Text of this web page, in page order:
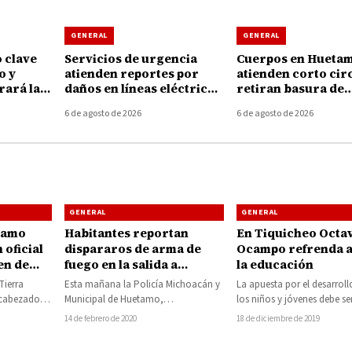
clave
y
la
GENERAL
Servicios de urgencia
atienden reportes por
daños en líneas eléctricas
Huetamo
6 de agosto de 2026
GENERAL
Cuerpos en
atienden corto
retiran basura de
tormenta de ayer
6 de agosto de 2026
oficial
de
GENERAL
Habitantes reportan
dispararos de arma de
fuego en la salida a
Pinzanangapio, aseguran
vehículo baleado
Esta mañana la Policía Michoacán y
Municipal de Huetamo,
inplementaron un fuerte operativo de
14 de febrero de 2020
GENERAL
En Tiquicheo
Ocampo refrenda
la educación
La apuesta por el
los niños y jóvenes debe
compromiso de todos,…
18 de diciembre de 2019